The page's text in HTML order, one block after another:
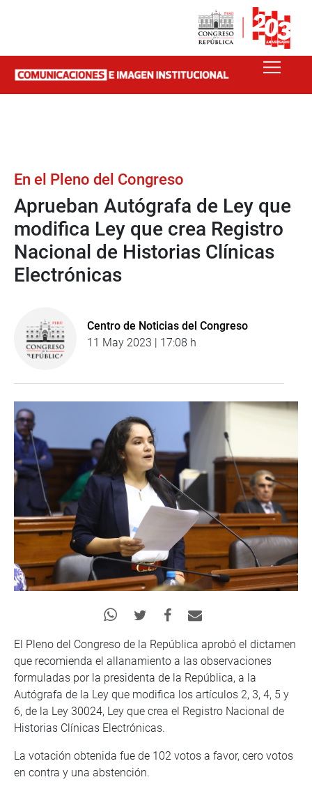
En el Pleno del Congreso
Aprueban Autógrafa de Ley que
modifica Ley que crea Registro
Nacional de Historias Clínicas
Electrónicas
Centro de Noticias del Congreso
11 May 2023 | 17:08 h
El Pleno del Congreso de la República aprobó el dictamen
que recomienda el allanamiento a las observaciones
formuladas por la presidenta de la República, a la
Autógrafa de la Ley que modifica los artículos 2, 3, 4, 5 y
6, de la Ley 30024, Ley que crea el Registro Nacional de
Historias Clínicas Electrónicas.
La votación obtenida fue de 102 votos a favor, cero votos
en contra y una abstención.